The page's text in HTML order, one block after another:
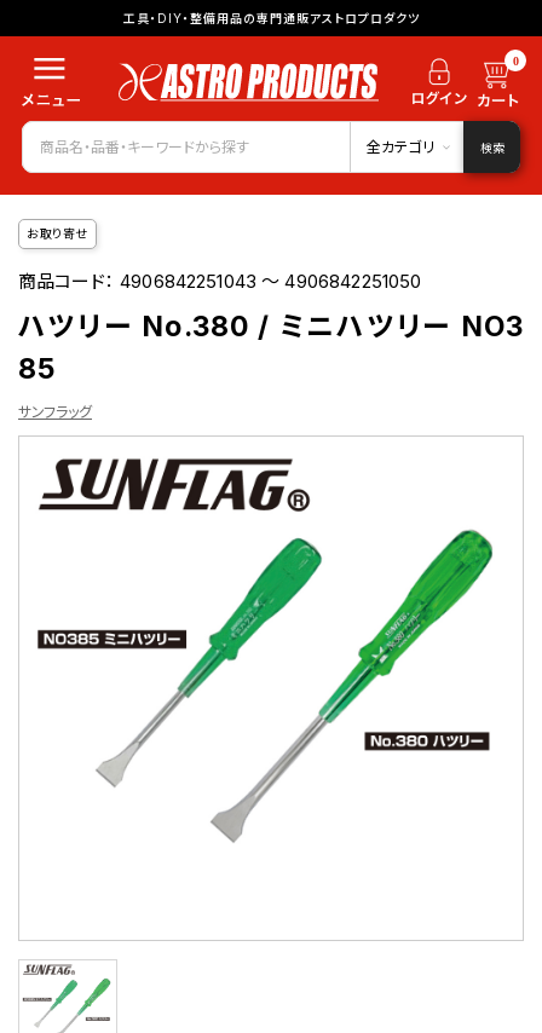
工具・DIY・整備用品の専門通販アストロプロダクツ
0
全カテゴリ 検索
お取り寄せ
商品コード：4906842251043 ～ 4906842251050
ハツリー No.380 / ミニハツリー NO3
85
サンフラッグ